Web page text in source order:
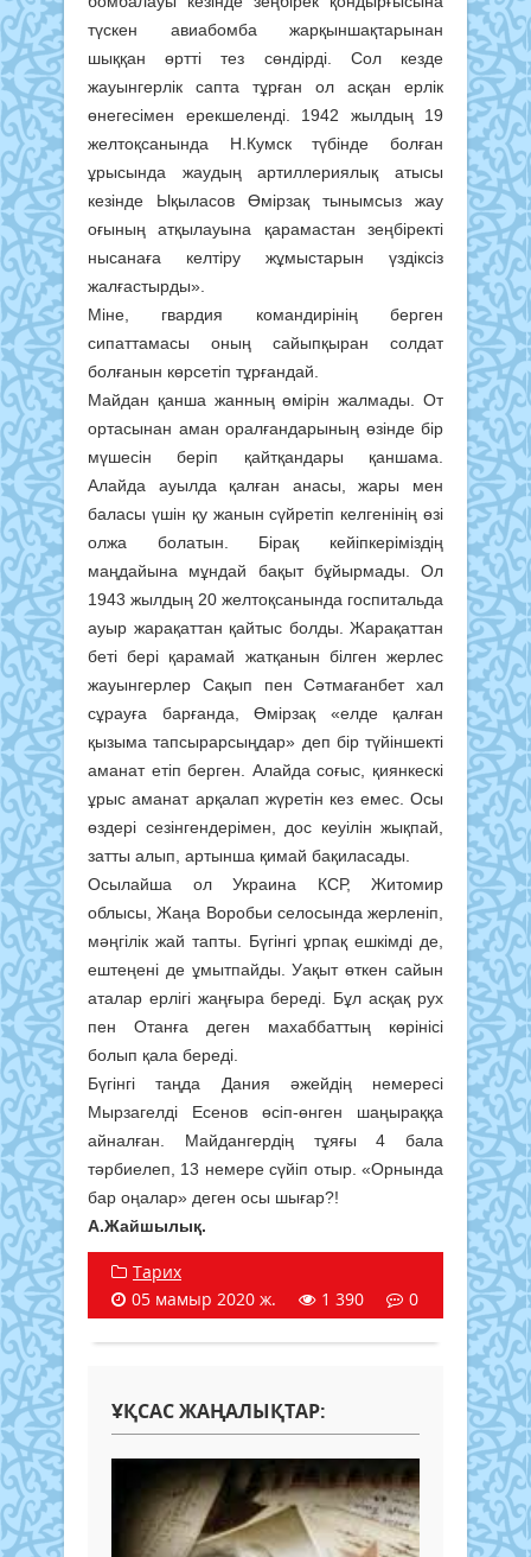
түскен авиабомба жарқыншақтарынан
шыққан өртті тез сөндірді. Сол кезде
жауынгерлік сапта тұрған ол асқан ерлік
өнегесімен ерекшеленді. 1942 жылдың 19
желтоқсанында Н.Кумск түбінде болған
ұрысында жаудың артиллериялық атысы
кезінде Ықыласов Өмірзақ тынымсыз жау
оғының атқылауына қарамастан зеңбіректі
нысанаға келтіру жұмыстарын үздіксіз
жалғастырды».
Міне, гвардия командирінің берген
сипаттамасы оның сайыпқыран солдат
болғанын көрсетіп тұрғандай.
Майдан қанша жанның өмірін жалмады. От
ортасынан аман оралғандарының өзінде бір
мүшесін беріп қайтқандары қаншама.
Алайда ауылда қалған анасы, жары мен
баласы үшін қу жанын сүйретіп келгенінің өзі
олжа болатын. Бірақ кейіпкеріміздің
маңдайына мұндай бақыт бұйырмады. Ол
1943 жылдың 20 желтоқсанында госпитальда
ауыр жарақаттан қайтыс болды. Жарақаттан
беті бері қарамай жатқанын білген жерлес
жауынгерлер Сақып пен Сәтмағанбет хал
сұрауға барғанда, Өмірзақ «елде қалған
қызыма тапсырарсыңдар» деп бір түйіншекті
аманат етіп берген. Алайда соғыс, қиянкескі
ұрыс аманат арқалап жүретін кез емес. Осы
өздері сезінгендерімен, дос кеуілін жықпай,
затты алып, артынша қимай бақиласады.
Осылайша ол Украина КСР, Житомир
облысы, Жаңа Воробьи селосында жерленіп,
мәңгілік жай тапты. Бүгінгі ұрпақ ешкімді де,
ештеңені де ұмытпайды. Уақыт өткен сайын
аталар ерлігі жаңғыра береді. Бұл асқақ рух
пен Отанға деген махаббаттың көрінісі
болып қала береді.
Бүгінгі таңда Дания әжейдің немересі
Мырзагелді Есенов өсіп-өнген шаңыраққа
айналған. Майдангердің тұяғы 4 бала
тәрбиелеп, 13 немере сүйіп отыр. «Орнында
бар оңалар» деген осы шығар?!
А.Жайшылық.
Тарих
05 мамыр 2020 ж.
1 390 0
ҰҚСАС ЖАҢАЛЫҚТАР: